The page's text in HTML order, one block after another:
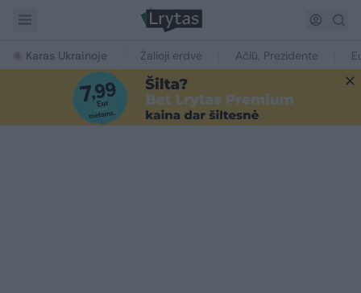
Karas Ukrainoje Žalioji erdvė Ačiū, Prezidente